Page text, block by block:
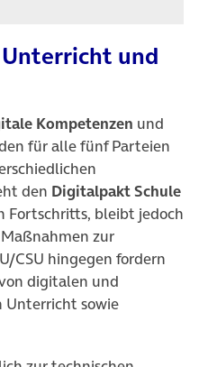
und
Kompetenzen und
für alle fünf Parteien
den DigitalpaktSchule
Fortschritts, bleibt jedoch
zur
CSU hingegen fordern
digitalen und
Unterricht sowie